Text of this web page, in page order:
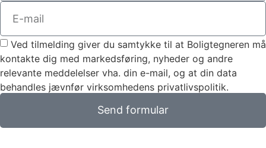
Ved tilmelding giver du samtykke til at Boligtegneren må
kontakte dig med markedsføring, nyheder og andre
relevante meddelelser vha. din e-mail, og at din data
behandles jævnfør virksomhedens privatlivspolitik.
Send formular